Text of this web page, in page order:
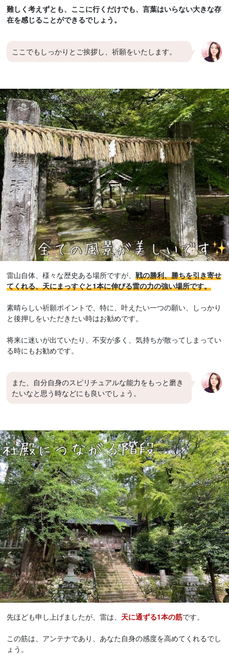
難しく考えずとも、ここに行くだけでも、言葉はいらない大きな存
在を感じることができるでしょう。
ここでもしっかりとご挨拶し、祈願をいたします。
雷山自体、様々な歴史ある場所ですが、戦の勝利、勝ちを引き寄せ
てくれる、天にまっすぐと1本に伸びる雷の力の強い場所です。
素晴らしい祈願ポイントで、特に、叶えたい一つの願い、しっかり
と後押しをいただきたい時はお勧めです。
将来に迷いが出ていたり、不安が多く、気持ちが散ってしまってい
る時にもお勧めです。
また、自分自身のスピリチュアルな能力をもっと磨き
たいなと思う時などにも良いでしょう。
先ほども申し上げましたが、雷は、 天に通ずる1本の筋です。
この筋は、アンテナであり、あなた自身の感度を高めてくれるでし
ょう。